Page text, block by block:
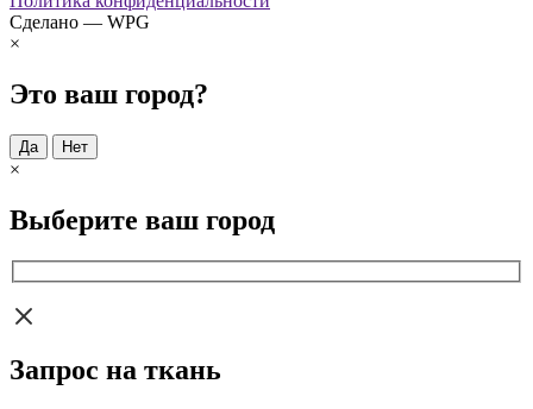
Сделано — WPG
×
Это ваш город?
Да Нет
×
Выберите ваш город
Запрос на ткань